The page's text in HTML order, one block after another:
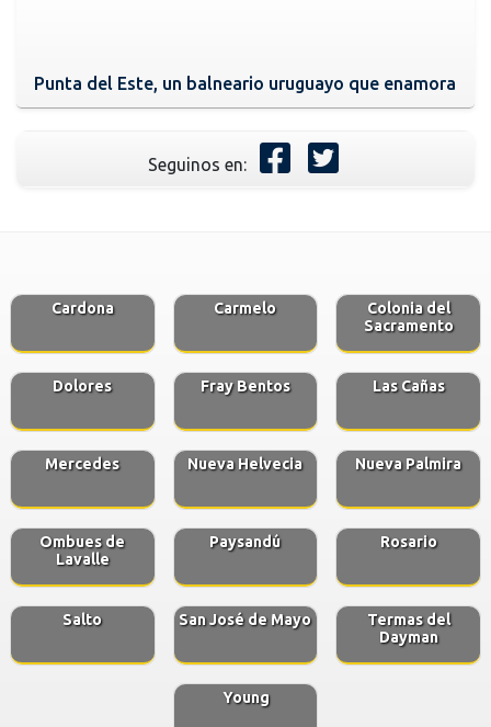
Punta del Este, un balneario uruguayo que enamora
Seguinos en:
Cardona Carmelo
Colonia del
Sacramento
Dolores Fray Bentos Las Cañas
Mercedes Nueva Helvecia Nueva Palmira
Ombues de
Lavalle
Paysandú Rosario
Salto San José de Mayo
Termas del
Dayman
Young